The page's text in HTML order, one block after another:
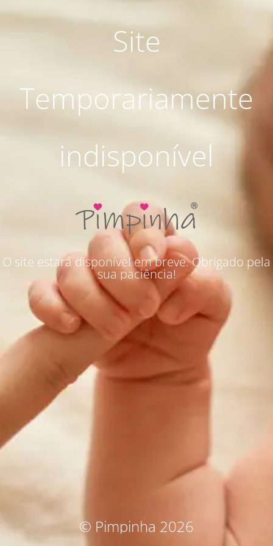
Site
Temporariamente
indisponível
O site estará disponível em breve. Obrigado pela
sua paciência!
© Pimpinha 2026